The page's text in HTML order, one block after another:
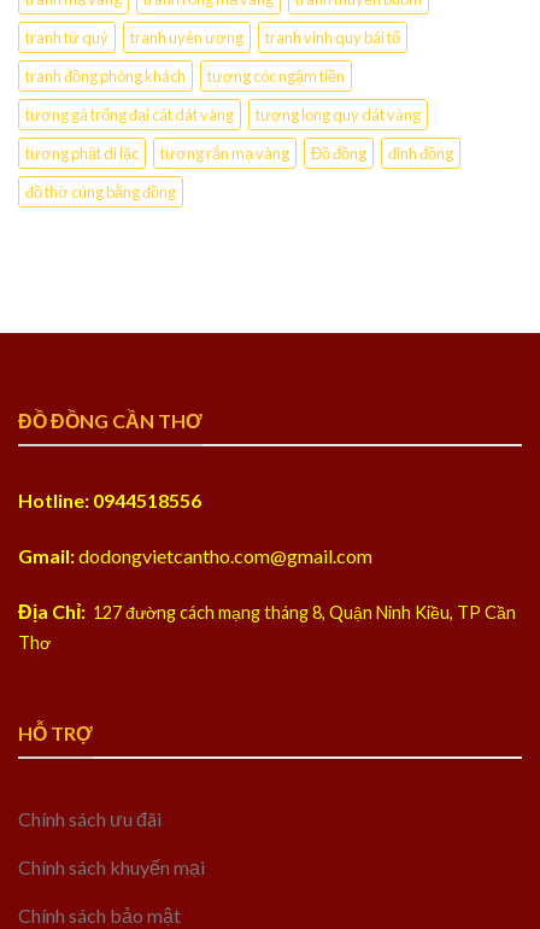
tranh tứ quý
tranh uyên ương
tranh vinh quy bái tổ
tranh đồng phòng khách
tượng cóc ngậm tiền
tượng gà trống đại cát dát vàng
tượng long quy dát vàng
tượng phật di lặc
tượng rắn mạ vàng Đồ đồng
đỉnh đồng
đồ thờ cúng bằng đồng
ĐỒ ĐỒNG CẦN THƠ
Hotline: 0944518556
Gmail:dodongvietcantho.com@gmail.com
Địa Chỉ: 127 đường cách mạng tháng 8, Quận Ninh Kiều, TP Cần
Thơ
HỖ TRỢ
Chính sách ưu đãi
Chính sách khuyến mại
Chính sách bảo mật